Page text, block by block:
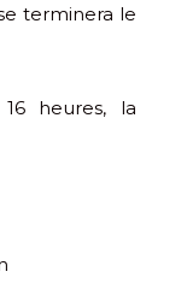
terminera le
heures, la